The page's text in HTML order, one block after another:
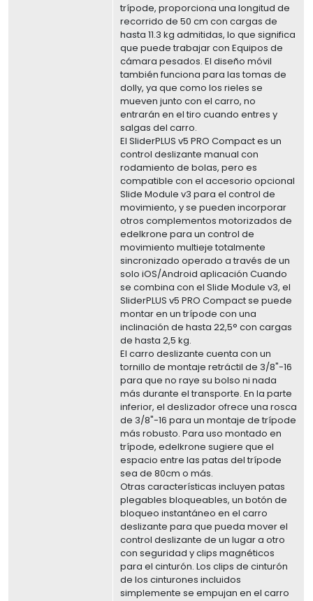
trípode, proporciona una longitud de
recorrido de 50 cm con cargas de
hasta 11.3 kg admitidas, lo que significa
que puede trabajar con Equipos de
cámara pesados. El diseño móvil
también funciona para las tomas de
dolly, ya que como los rieles se
mueven junto con el carro, no
entrarán en el tiro cuando entres y
salgas del carro.
El SliderPLUS v5 PRO Compact es un
control deslizante manual con
rodamiento de bolas, pero es
compatible con el accesorio opcional
Slide Module v3 para el control de
movimiento, y se pueden incorporar
otros complementos motorizados de
edelkrone para un control de
movimiento multieje totalmente
sincronizado operado a través de un
solo iOS/Android aplicación Cuando
se combina con el Slide Module v3, el
SliderPLUS v5 PRO Compact se puede
montar en un trípode con una
inclinación de hasta 22,5° con cargas
de hasta 2,5 kg.
El carro deslizante cuenta con un
tornillo de montaje retráctil de 3/8"-16
para que no raye su bolso ni nada
más durante el transporte. En la parte
inferior, el deslizador ofrece una rosca
de 3/8"-16 para un montaje de trípode
más robusto. Para uso montado en
trípode, edelkrone sugiere que el
espacio entre las patas del trípode
sea de 80cm o más.
Otras características incluyen patas
plegables bloqueables, un botón de
bloqueo instantáneo en el carro
deslizante para que pueda mover el
control deslizante de un lugar a otro
con seguridad y clips magnéticos
para el cinturón. Los clips de cinturón
de los cinturones incluidos
simplemente se empujan en el carro